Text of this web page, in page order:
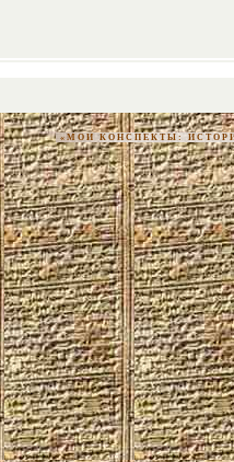
«МОИ КОНСПЕКТЫ: